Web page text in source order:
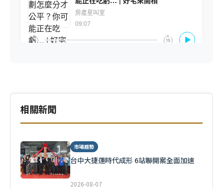
相關新聞
市場趨勢
台中大捷運時代成形 6站聯開案全面加速
2026-08-07